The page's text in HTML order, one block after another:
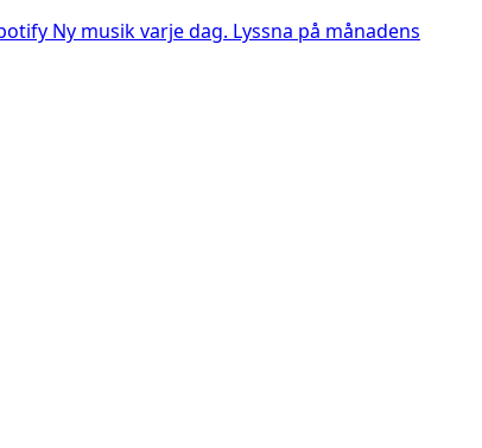
Ny musik varje dag. Lyssna på månadens